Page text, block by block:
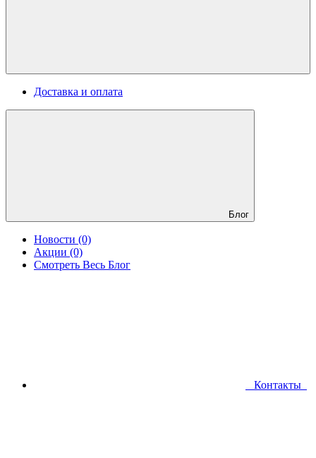
Доставка и оплата
Блог
Новости (0)
Акции (0)
Смотреть Весь Блог
Контакты